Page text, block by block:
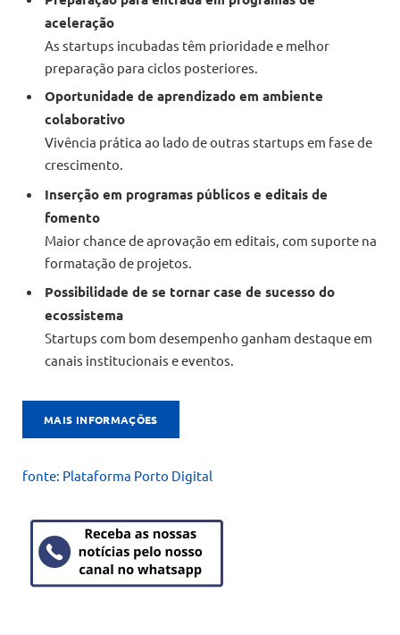
aceleração
As startups incubadas têm prioridade e melhor
preparação para ciclos posteriores.
Oportunidade de aprendizado em ambiente
colaborativo
Vivência prática ao lado de outras startups em fase de
crescimento.
Inserção em programas públicos e editais de
fomento
Maior chance de aprovação em editais, com suporte na
formatação de projetos.
Possibilidade de se tornar case de sucesso do
ecossistema
Startups com bom desempenho ganham destaque em
canais institucionais e eventos.
MAIS INFORMAÇÕES
fonte: Plataforma Porto Digital